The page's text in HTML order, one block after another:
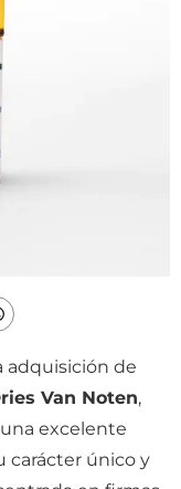
adquisición de
Van Noten,
excelente
carácter único y